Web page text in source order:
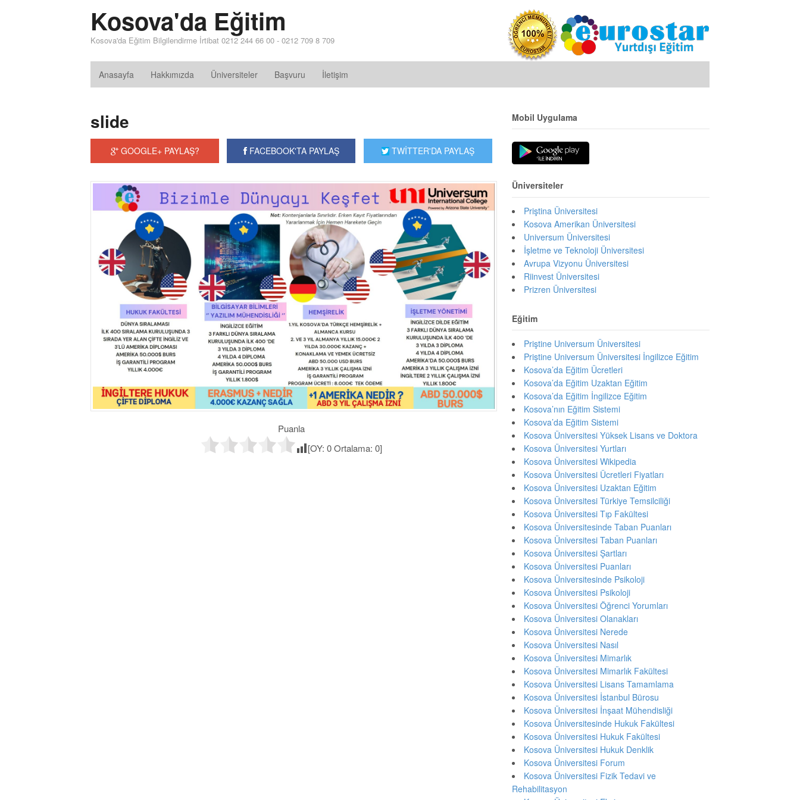
Kosova'da Eğitim
Kosova'da Eğitim Bilgilendirme İrtibat 0212 244 66 00 - 0212 709 8 709
Anasayfa Hakkımızda Üniversiteler Başvuru İletişim
slide
GOOGLE+ PAYLAŞ? FACEBOOK'TA PAYLAŞ TWİTTER'DA PAYLAŞ
Puanla
[OY: 0Ortalama: 0]
Mobil Uygulama
Üniversiteler
Priştina Üniversitesi
Kosova Amerikan Üniversitesi
Universum Üniversitesi
İşletme ve Teknoloji Üniversitesi
Avrupa Vizyonu Üniversitesi
Riinvest Üniversitesi
Prizren Üniversitesi
Eğitim
Priştine Universum Üniversitesi
Priştine Universum Üniversitesi İngilizce Eğitim
Kosova’da Eğitim Ücretleri
Kosova’da Eğitim Uzaktan Eğitim
Kosova’da Eğitim İngilizce Eğitim
Kosova’nın Eğitim Sistemi
Kosova’da Eğitim Sistemi
Kosova Üniversitesi Yüksek Lisans ve Doktora
Kosova Üniversitesi Yurtları
Kosova Üniversitesi Wikipedia
Kosova Üniversitesi Ücretleri Fiyatları
Kosova Üniversitesi Uzaktan Eğitim
Kosova Üniversitesi Türkiye Temsilciliği
Kosova Üniversitesi Tıp Fakültesi
Kosova Üniversitesinde Taban Puanları
Kosova Üniversitesi Taban Puanları
Kosova Üniversitesi Şartları
Kosova Üniversitesi Puanları
Kosova Üniversitesinde Psikoloji
Kosova Üniversitesi Psikoloji
Kosova Üniversitesi Öğrenci Yorumları
Kosova Üniversitesi Olanakları
Kosova Üniversitesi Nerede
Kosova Üniversitesi Nasıl
Kosova Üniversitesi Mimarlık
Kosova Üniversitesi Mimarlık Fakültesi
Kosova Üniversitesi Lisans Tamamlama
Kosova Üniversitesi İstanbul Bürosu
Kosova Üniversitesi İnşaat Mühendisliği
Kosova Üniversitesinde Hukuk Fakültesi
Kosova Üniversitesi Hukuk Fakültesi
Kosova Üniversitesi Hukuk Denklik
Kosova Üniversitesi Forum
Kosova Üniversitesi Fizik Tedavi ve
Rehabilitasyon